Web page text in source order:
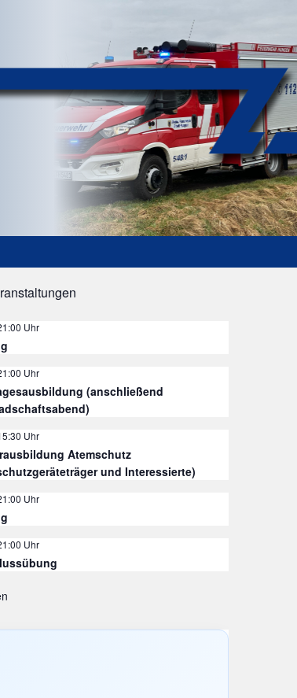
Feuerwehr Nonnenroth erlebt
(anschließend
Atemschutz
und Interessierte)